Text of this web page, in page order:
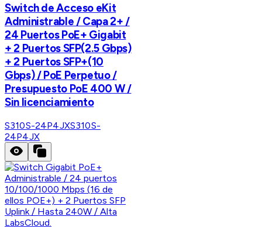
Switch de Acceso eKit
Administrable / Capa 2+ /
24 Puertos PoE+ Gigabit
+ 2 Puertos SFP(2.5 Gbps)
+ 2 Puertos SFP+(10
Gbps) / PoE Perpetuo /
Presupuesto PoE 400 W /
Sin licenciamiento
S310S-24P4JXS310S-
24P4JX